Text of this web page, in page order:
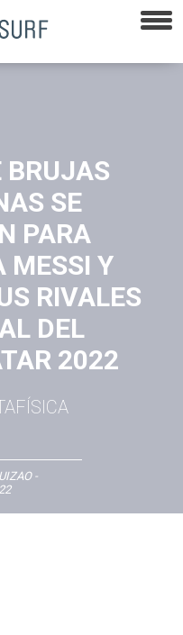
BRUJAS
SE
PARA
MESSI Y
RIVALES
DEL
2022
-